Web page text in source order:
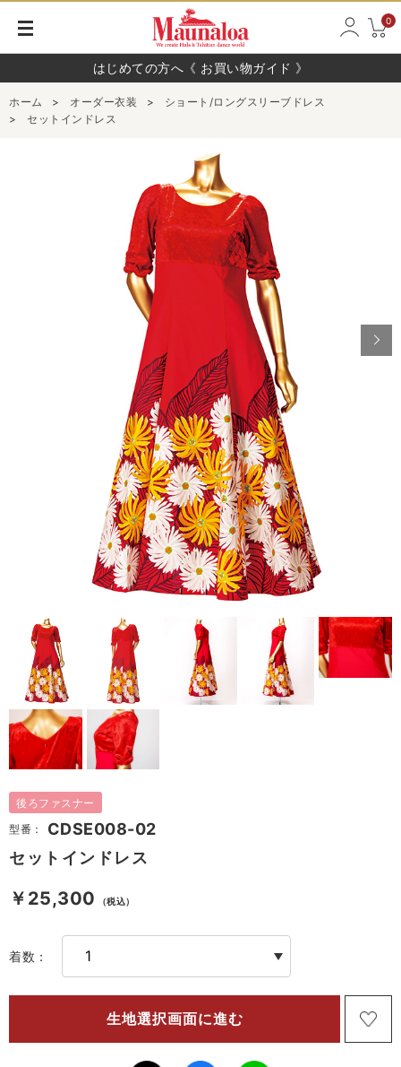
0
はじめての方へ《 お買い物ガイド 》
ホーム > オーダー衣装 >
ショート/ロングスリーブドレス
>
セットインドレス
後ろファスナー
型番：
CDSE008-02
セットインドレス
￥25,300 （税込）
着数：